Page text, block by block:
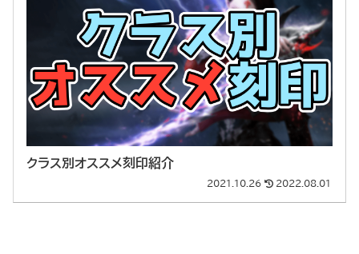
クラス別オススメ刻印紹介
2021.10.26 2022.08.01